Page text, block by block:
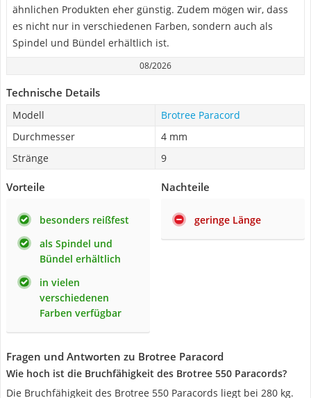
ähnlichen Produkten eher günstig. Zudem mögen wir, dass
es nicht nur in verschiedenen Farben, sondern auch als
Spindel und Bündel erhältlich ist.
08/2026
Technische Details
Modell
Brotree Paracord
Durchmesser
4 mm
Stränge
9
Vorteile
besonders reißfest
als Spindel und
Bündel erhältlich
in vielen
verschiedenen
Farben verfügbar
Nachteile
geringe Länge
Fragen und Antworten zu Brotree Paracord
Wie hoch ist die Bruchfähigkeit des Brotree 550 Paracords?
Die Bruchfähigkeit des Brotree 550 Paracords liegt bei 280 kg.